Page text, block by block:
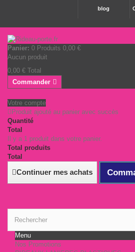
blog
Panier: 0 Produits 0,00 €
Aucun produit
0,00 € Total
Commander
Votre compte
Produit ajouté au panier avec succès
Quantité
Total
Il y a 1 produit dans votre panier.
Total produits
Total
Continuer mes achats
Menu
Nos Promotions